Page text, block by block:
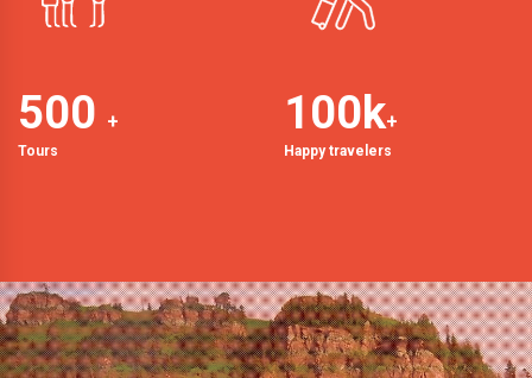
500 +
Tours
100k+
Happy travelers